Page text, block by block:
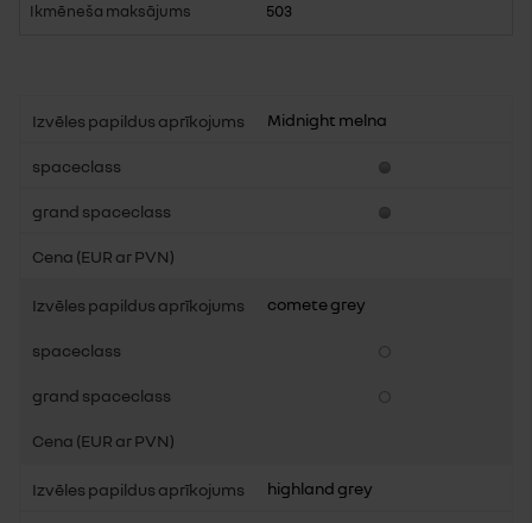
503
Midnight melna
comete grey
highland grey